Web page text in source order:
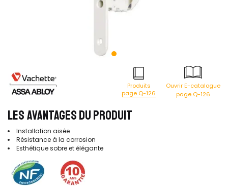
Produits
page Q-126
Ouvrir E-catalogue
page Q-126
LES AVANTAGES DU PRODUIT
Installation aisée
Résistance à la corrosion
Esthétique sobre et élégante